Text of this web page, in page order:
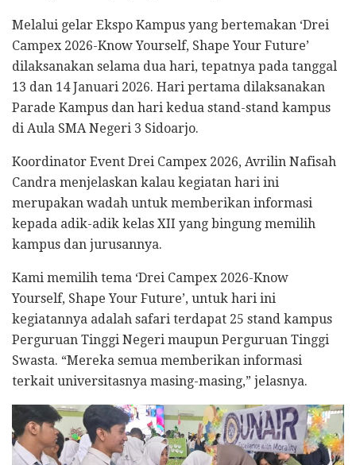
Melalui gelar Ekspo Kampus yang bertemakan ‘Drei
Campex 2026-Know Yourself, Shape Your Future’
dilaksanakan selama dua hari, tepatnya pada tanggal
13 dan 14 Januari 2026. Hari pertama dilaksanakan
Parade Kampus dan hari kedua stand-stand kampus
di Aula SMA Negeri 3 Sidoarjo.
Koordinator Event Drei Campex 2026, Avrilin Nafisah
Candra menjelaskan kalau kegiatan hari ini
merupakan wadah untuk memberikan informasi
kepada adik-adik kelas XII yang bingung memilih
kampus dan jurusannya.
Kami memilih tema ‘Drei Campex 2026-Know
Yourself, Shape Your Future’, untuk hari ini
kegiatannya adalah safari terdapat 25 stand kampus
Perguruan Tinggi Negeri maupun Perguruan Tinggi
Swasta. “Mereka semua memberikan informasi
terkait universitasnya masing-masing,” jelasnya.